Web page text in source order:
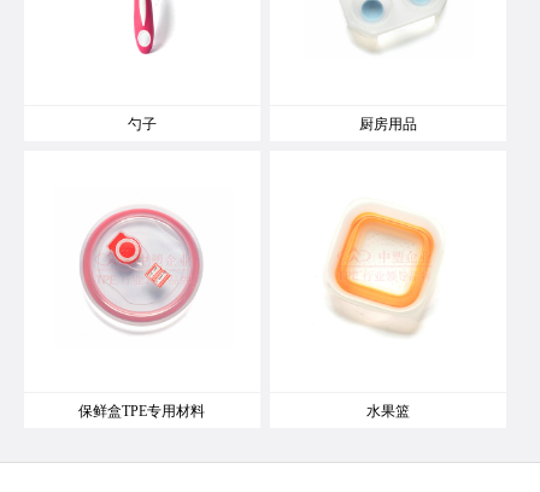
勺子 厨房用品
保鲜盒TPE专用材料 水果篮